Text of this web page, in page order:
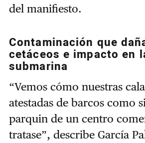
del manifiesto.
Contaminación que
cetáceos e impacto en
submarina
“Vemos cómo nuestras
atestadas de barcos como
parquin de un centro
tratase”, describe García